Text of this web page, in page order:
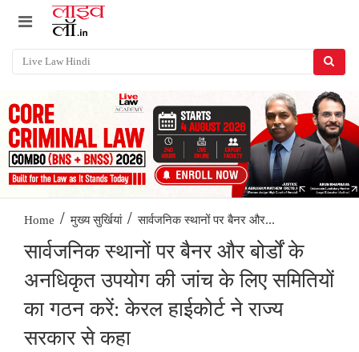
Home / मुख्य सुर्खियां / सार्वजनिक स्थानों पर बैनर और...
सार्वजनिक स्थानों पर बैनर और बोर्डों के
अनधिकृत उपयोग की जांच के लिए समितियों
का गठन करें: केरल हाईकोर्ट ने राज्य
सरकार से कहा